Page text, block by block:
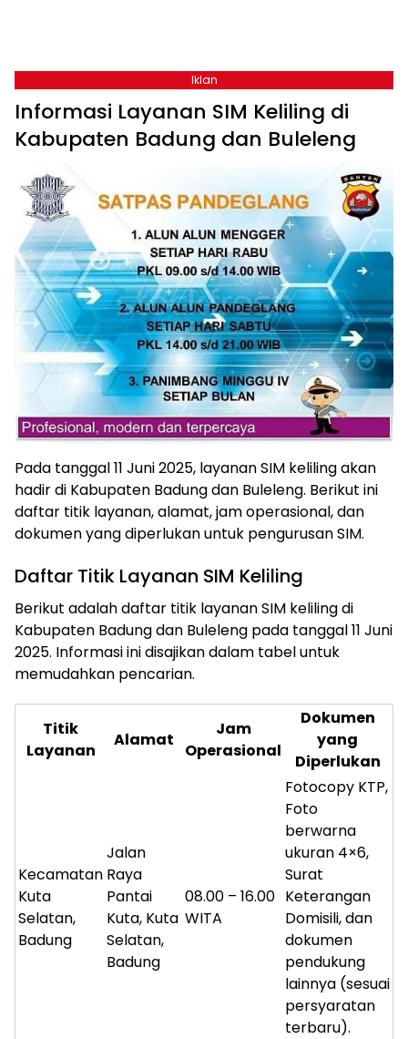
Iklan
Informasi Layanan SIM Keliling di
Kabupaten Badung dan Buleleng
Pada tanggal 11 Juni 2025, layanan SIM keliling akan
hadir di Kabupaten Badung dan Buleleng. Berikut ini
daftar titik layanan, alamat, jam operasional, dan
dokumen yang diperlukan untuk pengurusan SIM.
Daftar Titik Layanan SIM Keliling
Berikut adalah daftar titik layanan SIM keliling di
Kabupaten Badung dan Buleleng pada tanggal 11 Juni
2025. Informasi ini disajikan dalam tabel untuk
memudahkan pencarian.
Titik
Layanan
Alamat
Jam
Operasional
Dokumen
yang
Diperlukan
Kecamatan
Kuta
Selatan,
Badung
Jalan
Raya
Pantai
Kuta, Kuta
Selatan,
Badung
08.00 – 16.00
WITA
Fotocopy KTP,
Foto
berwarna
ukuran 4×6,
Surat
Keterangan
Domisili, dan
dokumen
pendukung
lainnya (sesuai
persyaratan
terbaru).